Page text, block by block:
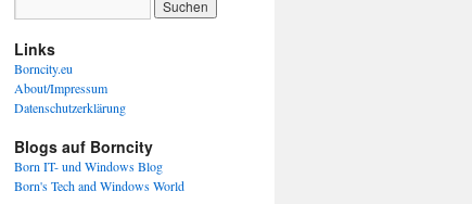
Links
Borncity.eu
About/Impressum
Datenschutzerklärung
Blogs auf Borncity
Born IT- und Windows Blog
Born's Tech and Windows World